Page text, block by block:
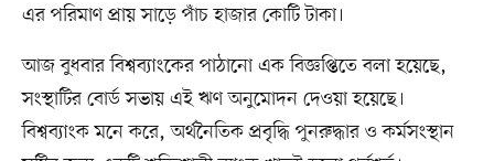
এর পরিমাণ প্রায় সাড়ে পাঁচ হাজার কোটি টাকা।
আজ বুধবার বিশ্বব্যাংকের পাঠানো এক বিজ্ঞপ্তিতে বলা হয়েছে,
সংস্থাটির বোর্ড সভায় এই ঋণ অনুমোদন দেওয়া হয়েছে।
বিশ্বব্যাংক মনে করে, অর্থনৈতিক প্রবৃদ্ধি পুনরুদ্ধার ও কর্মসংস্থান